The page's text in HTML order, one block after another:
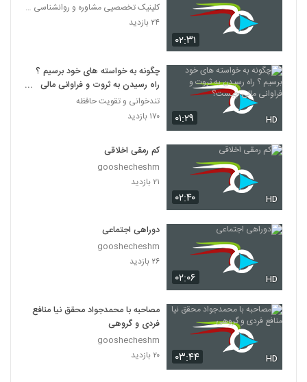
۰۲:۳۱
کلینیک تخصصیی مشاوره و روانشناسی خانواده ایرانی
۲۴ بازدید
۰۱:۲۹ HD
چگونه به خواسته های خود برسیم ؟
راه رسیدن به ثروت و فراوانی مالی
چیست؟
تندخوانی و تقویت حافظه
۱۷۰ بازدید
۰۲:۴۰ HD
کم رمقی اخلاقی
gooshecheshm
۲۱ بازدید
۰۲:۰۶ HD
دوراهی اجتماعی
gooshecheshm
۲۶ بازدید
۰۳:۴۴ HD
مصاحبه با محمدجواد محقق نیا منافع
فردی و گروهی
gooshecheshm
۲۰ بازدید